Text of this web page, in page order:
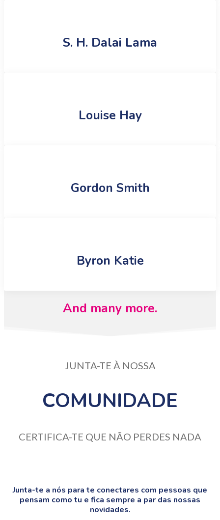
S. H. Dalai Lama
Louise Hay
Gordon Smith
Byron Katie
And many more.
JUNTA-TE À NOSSA
COMUNIDADE
CERTIFICA-TE QUE NÃO PERDES NADA
Junta-te a nós para te conectares com pessoas que
pensam como tu e fica sempre a par das nossas
novidades.